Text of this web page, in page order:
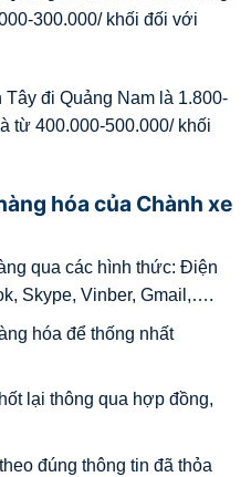
300.000/ khối đối với
đi Quảng Nam là 1.800-
từ 400.000-500.000/ khối
hóa của Chành xe
qua các hình thức: Điện
Skype, Vinber, Gmail,….
hóa để thống nhất
lại thông qua hợp đồng,
đúng thông tin đã thỏa